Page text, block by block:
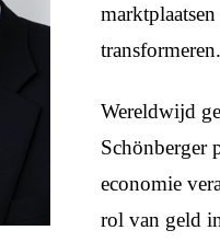
transformeren.
Wereldwijd
Schönberger
economie
rol van geld